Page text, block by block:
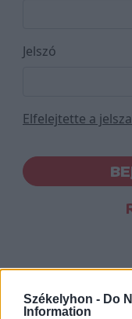
Székelyhon - Do
Information
Jelszó
Elfelejtette a